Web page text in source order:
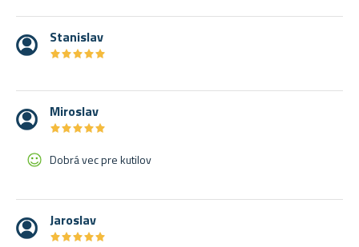
Stanislav
★★★★★
★★★★★
Miroslav
★★★★★
★★★★★
Dobrá vec pre kutilov
Jaroslav
★★★★★
★★★★★